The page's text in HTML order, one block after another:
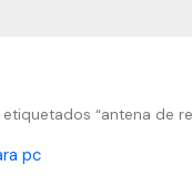
“antena de
pc